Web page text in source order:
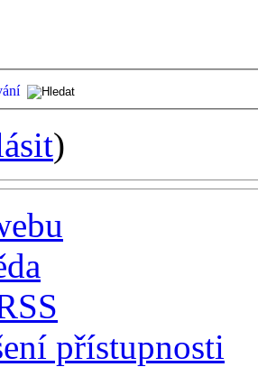
)
přístupnosti